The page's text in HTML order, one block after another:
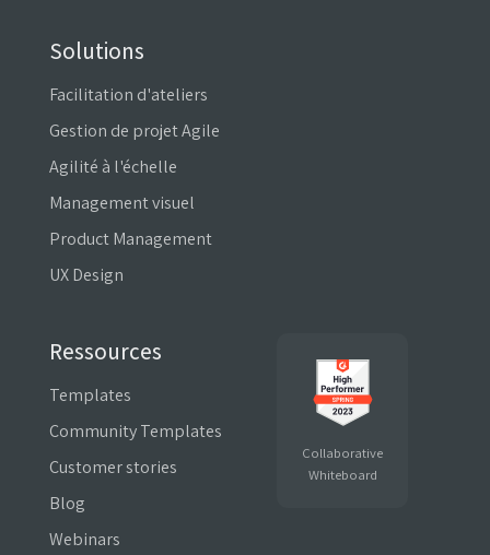
Solutions
Facilitation d'ateliers
Gestion de projet Agile
Agilité à l'échelle
Management visuel
Product Management
UX Design
Ressources
Templates
Community Templates
Customer stories
Blog
Webinars
Collaborative
Whiteboard